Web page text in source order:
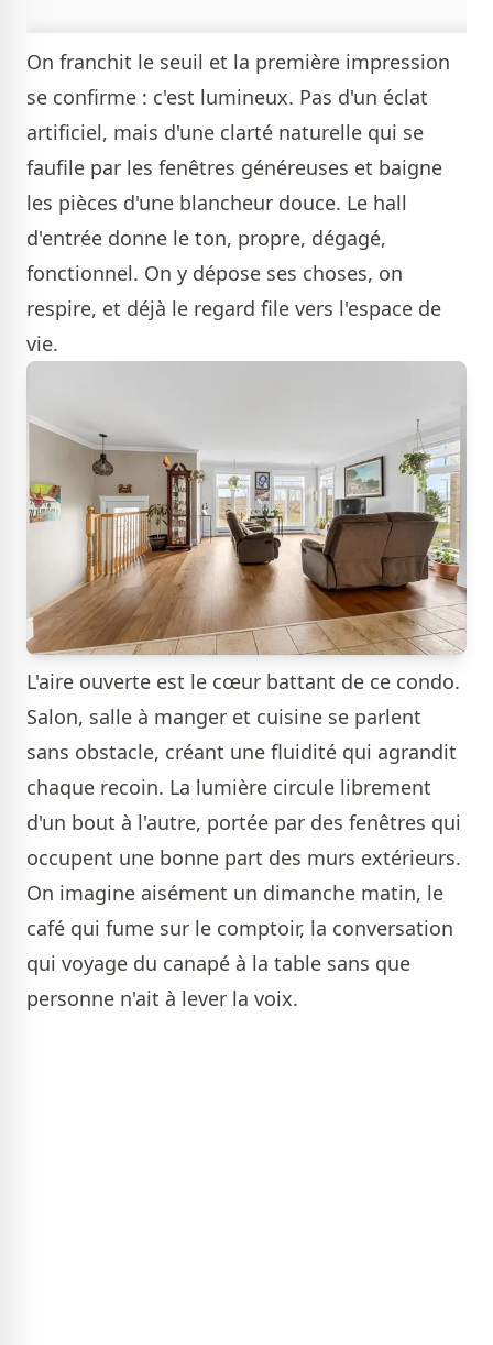
On franchit le seuil et la première impression
se confirme : c'est lumineux. Pas d'un éclat
artificiel, mais d'une clarté naturelle qui se
faufile par les fenêtres généreuses et baigne
les pièces d'une blancheur douce. Le hall
d'entrée donne le ton, propre, dégagé,
fonctionnel. On y dépose ses choses, on
respire, et déjà le regard file vers l'espace de
vie.
L'aire ouverte est le cœur battant de ce condo.
Salon, salle à manger et cuisine se parlent
sans obstacle, créant une fluidité qui agrandit
chaque recoin. La lumière circule librement
d'un bout à l'autre, portée par des fenêtres qui
occupent une bonne part des murs extérieurs.
On imagine aisément un dimanche matin, le
café qui fume sur le comptoir, la conversation
qui voyage du canapé à la table sans que
personne n'ait à lever la voix.